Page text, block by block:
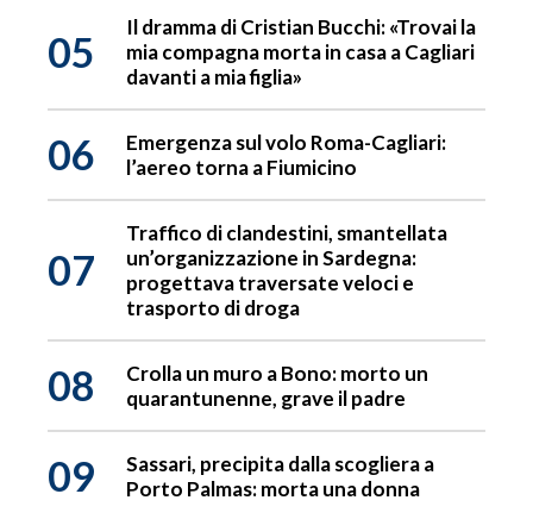
05
Il dramma di Cristian Bucchi: «Trovai la
mia compagna morta in casa a Cagliari
davanti a mia figlia»
06
Emergenza sul volo Roma-Cagliari:
l’aereo torna a Fiumicino
07
Traffico di clandestini, smantellata
un’organizzazione in Sardegna:
progettava traversate veloci e
trasporto di droga
08
Crolla un muro a Bono: morto un
quarantunenne, grave il padre
09
Sassari, precipita dalla scogliera a
Porto Palmas: morta una donna